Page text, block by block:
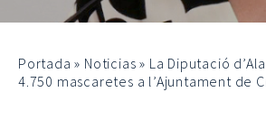
Portada » Noticias » La Diputació
4.750 mascaretes a l’Ajuntament de